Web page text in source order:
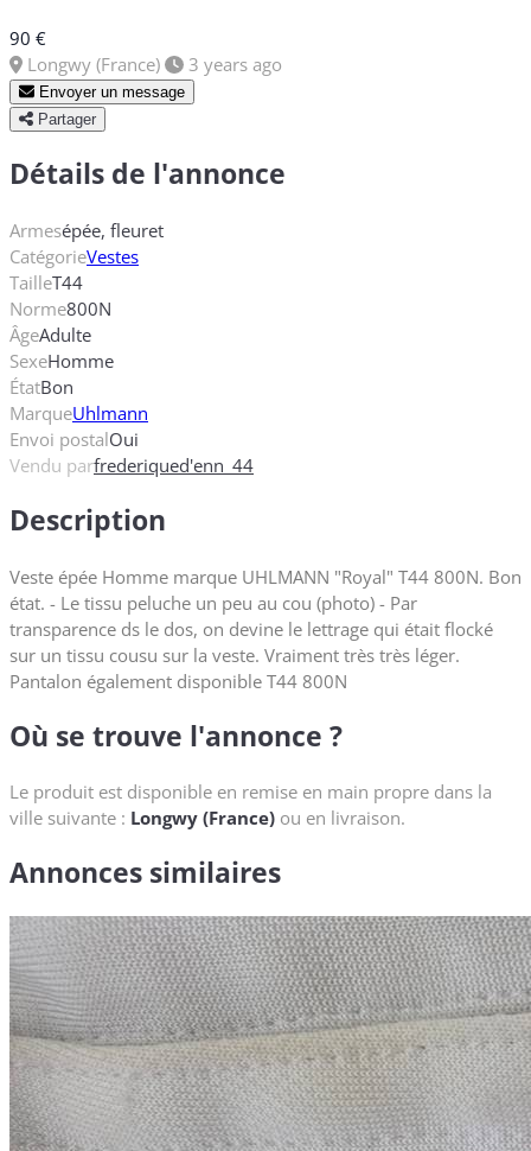
90 €
Longwy (France)
3 years ago
Envoyer un message
Partager
Détails de l'annonce
Armesépée, fleuret
CatégorieVestes
TailleT44
Norme800N
ÂgeAdulte
SexeHomme
ÉtatBon
MarqueUhlmann
Envoi postalOui
Vendu parfrederiqued'enn_44
Description
Veste épée Homme marque UHLMANN "Royal" T44 800N. Bon
état. - Le tissu peluche un peu au cou (photo) - Par
transparence ds le dos, on devine le lettrage qui était flocké
sur un tissu cousu sur la veste. Vraiment très très léger.
Pantalon également disponible T44 800N
Où se trouve l'annonce ?
Le produit est disponible en remise en main propre dans la
ville suivante : Longwy (France) ou en livraison.
Annonces similaires